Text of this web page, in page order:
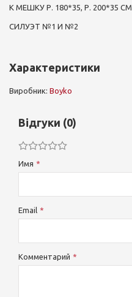
К МЕШКУ Р. 180*35, Р. 200*35 СМ
СИЛУЭТ №1 И №2
Характеристики
Виробник: Boyko
Відгуки (0)
Имя
Email
Комментарий